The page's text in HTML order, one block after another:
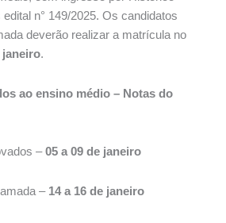
n° 149/2025. Os candidatos
deverão realizar a matrícula no
janeiro.
ao ensino médio – Notas do
–05 a 09 de janeiro
– 14 a 16 de janeiro